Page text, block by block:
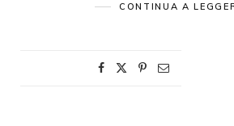
CONTINUA A